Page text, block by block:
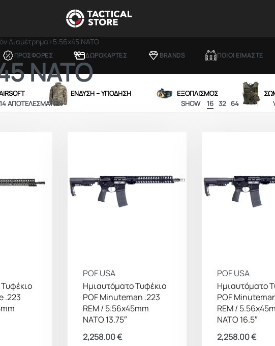
ΠΡΟΣΦΟΡΕΣ ΔΩΡΟΚΑΡΤΕΣ BRANDS ΠΟΙΟΙ ΕΙΜΑΣΤΕ
ΕΝΔΥΣΗ – ΥΠΟΔΗΣΗ ΕΞΟΠΛΙΣΜΟΣ
Διαμέτρημα ›5.56x45 NATO
NATO
ΑΠΟΤΕΛΕΣΜΆΤΩΝ SHOW 16 32 64
.223
POF USA
Ημιαυτόματο Τυφέκιο
POF Minuteman .223
REM / 5.56x45mm
NATO 13.75″
2,258.00€
POF USA
Ημιαυτόματο
POF
REM /
NATO 16.5″
2,258.00€